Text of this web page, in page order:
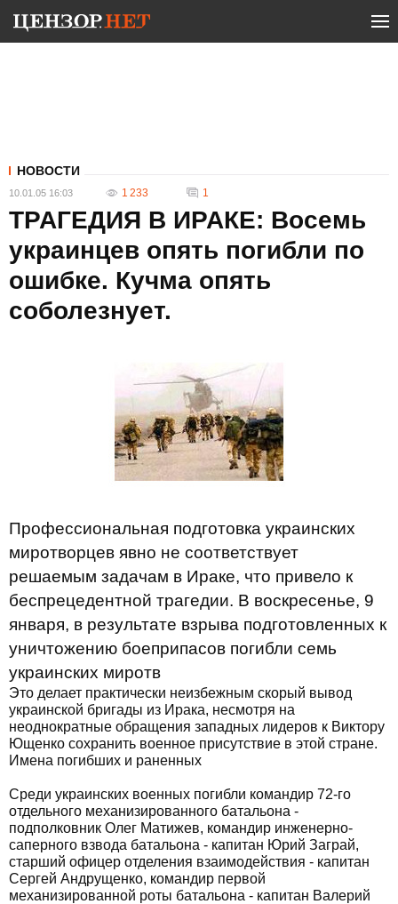
НОВОСТИ
10.01.05 16:03 1 233 1
ТРАГЕДИЯ В ИРАКЕ: Восемь
украинцев опять погибли по
ошибке. Кучма опять
соболезнует.
Профессиональная подготовка украинских
миротворцев явно не соответствует
решаемым задачам в Ираке, что привело к
беспрецедентной трагедии. В воскресенье, 9
января, в результате взрыва подготовленных к
уничтожению боеприпасов погибли семь
украинских миротв
Это делает практически неизбежным скорый вывод
украинской бригады из Ирака, несмотря на
неоднократные обращения западных лидеров к Виктору
Ющенко сохранить военное присутствие в этой стране.
Имена погибших и раненных
Среди украинских военных погибли командир 72-го
отдельного механизированного батальона -
подполковник Олег Матижев, командир инженерно-
саперного взвода батальона - капитан Юрий Заграй,
старший офицер отделения взаимодействия - капитан
Сергей Андрущенко, командир первой
механизированной роты батальона - капитан Валерий